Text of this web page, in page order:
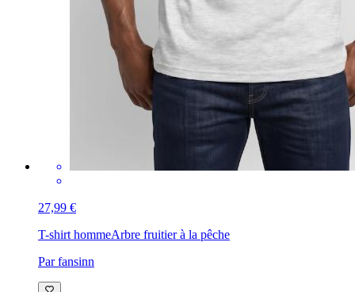
27,99 €
T-shirt hommeArbre fruitier à la pêche
Par fansinn